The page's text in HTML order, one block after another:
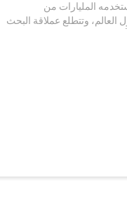
المليارات من
وتتطلع عملاقة البحث
حسابات جوجل…